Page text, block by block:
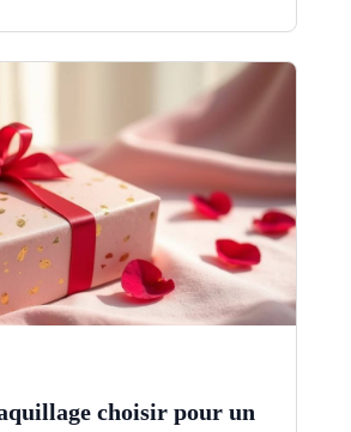
choisir pour un